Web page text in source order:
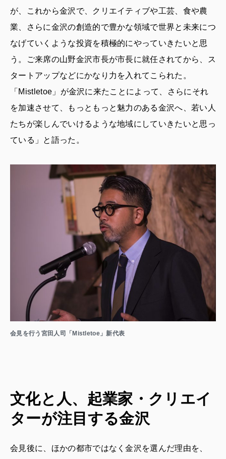
が、これから金沢で、クリエイティブや工芸、食や農
業、さらに金沢の創造的で豊かな領域で世界と未来につ
なげていくような投資を積極的にやっていきたいと思
う。ご来席の山野金沢市長が市長に就任されてから、ス
タートアップなどにかなり力を入れてこられた。
「Mistletoe」が金沢に来たことによって、さらにそれ
を加速させて、もっともっと魅力のある金沢へ、若い人
たちが楽しんでいけるような地域にしていきたいと思っ
ている」と語った。
会見を行う宮田人司「Mistletoe」新代表
文化と人、起業家・クリエイ
ターが注目する金沢
会見後に、ほかの都市ではなく金沢を選んだ理由を、